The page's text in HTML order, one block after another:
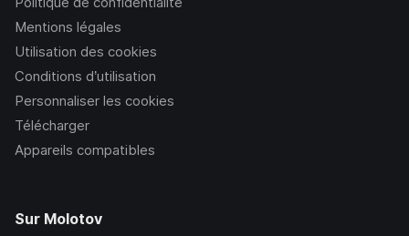
Mentions légales
Utilisation des cookies
Conditions d’utilisation
Personnaliser les cookies
Télécharger
Appareils compatibles
Sur Molotov